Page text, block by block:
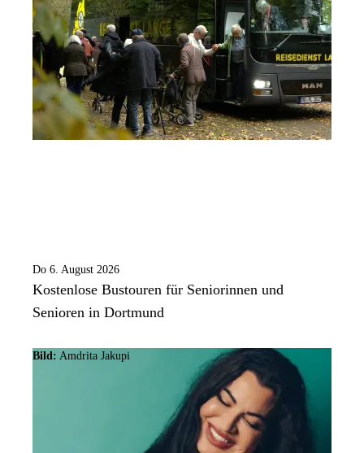
Do 6. August 2026
Kostenlose Bustouren für Seniorinnen und
Senioren in Dortmund
Bild: Amdrita Jakupi